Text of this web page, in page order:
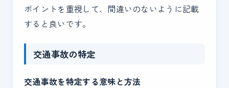
ポイントを重視して、間違いのないように記載
すると良いです。
交通事故の特定
交通事故を特定する意味と方法